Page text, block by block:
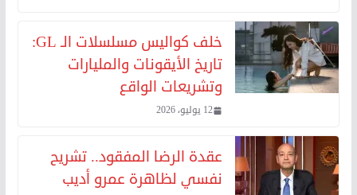
خلف كواليس مسلسلات الـ GL:
تاريخ الأيقونات والمليارات
وتشريعات الواقع
12 يوليو، 2026
عقدة الرضا المفقود.. تشريح
نفسي لظاهرة عمرو أديب